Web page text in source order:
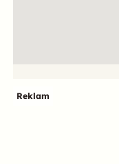
Reklam